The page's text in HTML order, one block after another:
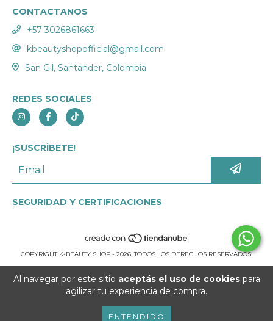
Al navegar por este sitio aceptás el uso de cookiespara
agilizar tu experiencia de compra.
ENTENDIDO
CONTACTANOS
+57 3026861663
kbeautyshopofficial@gmail.com
San Gil, Santander, Colombia
REDES SOCIALES
¡SUSCRÍBETE!
SEGURIDAD Y CERTIFICACIONES
COPYRIGHT K-BEAUTY SHOP - 2026. TODOS LOS DERECHOS RESERVADOS.